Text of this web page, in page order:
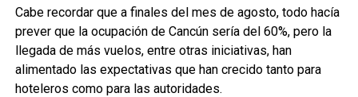
Cabe recordar que a finales del mes de agosto, todo hacía
prever que la ocupación de Cancún sería del 60%, pero la
llegada de más vuelos, entre otras iniciativas, han
alimentado las expectativas que han crecido tanto para
hoteleros como para las autoridades.